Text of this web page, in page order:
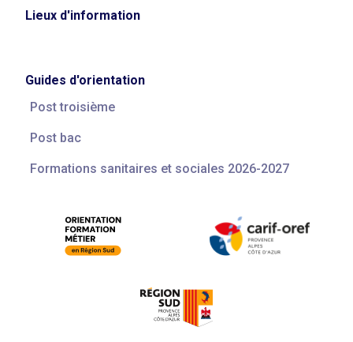
Lieux d'information
Guides d'orientation
Post troisième
Post bac
Formations sanitaires et sociales 2026-2027